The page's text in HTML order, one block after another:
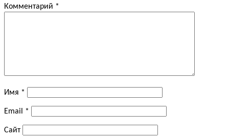
Комментарий *
Имя *
Email *
Сайт